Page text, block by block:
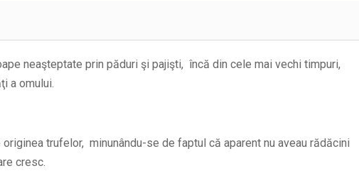
neaşteptate prin păduri şi pajişti, încă din cele mai vechi timpuri,
a omului.
trufelor, minunându-se de faptul că aparent nu aveau rădăcini
cresc.